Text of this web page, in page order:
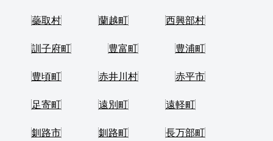
蘂取村 蘭越町 西興部村
訓子府町 豊富町 豊浦町
豊頃町 赤井川村 赤平市
足寄町 遠別町 遠軽町
釧路市 釧路町 長万部町